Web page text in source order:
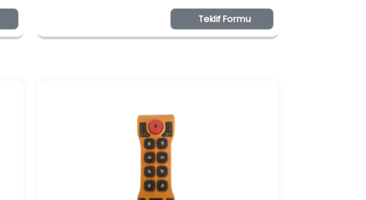
Teklif Formu